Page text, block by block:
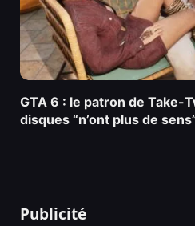
GTA 6 : le patron de Take-
disques “n’ont plus de
Publicité